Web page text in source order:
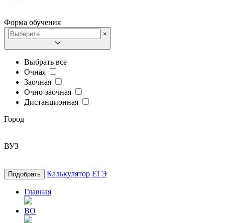
Форма обучения
×
Выбрать все
Очная
Заочная
Очно-заочная
Дистанционная
Город
ВУЗ
Подобрать Калькулятор ЕГЭ
Главная
ВО